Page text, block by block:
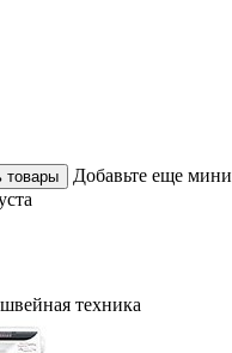
Добавьте еще
техника